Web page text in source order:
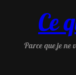
contenuCe
Parce que je ne